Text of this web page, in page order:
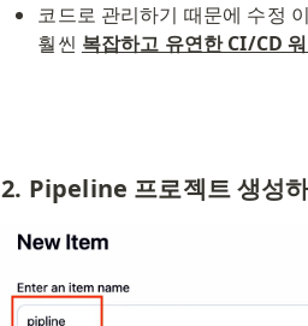
코드로 관리하기 때문에 수정
훨씬 복잡하고 유연한 CI/CD
2. Pipeline 프로젝트 생성